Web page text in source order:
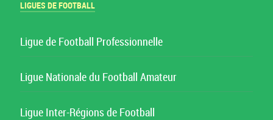
LIGUES DE FOOTBALL
Ligue de Football Professionnelle
Ligue Nationale du Football Amateur
Ligue Inter-Régions de Football